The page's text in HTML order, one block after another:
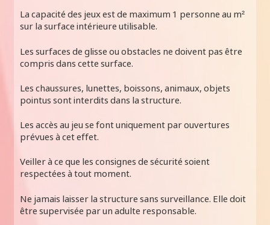
La capacité des jeux est de maximum 1 personne au m²
sur la surface intérieure utilisable.
Les surfaces de glisse ou obstacles ne doivent pas être
compris dans cette surface.
Les chaussures, lunettes, boissons, animaux, objets
pointus sont interdits dans la structure.
Les accès au jeu se font uniquement par ouvertures
prévues à cet effet.
Veiller à ce que les consignes de sécurité soient
respectées à tout moment.
Ne jamais laisser la structure sans surveillance. Elle doit
être supervisée par un adulte responsable.